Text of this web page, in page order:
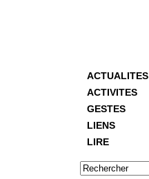
ACTUALITES
ACTIVITES
GESTES
LIENS
LIRE